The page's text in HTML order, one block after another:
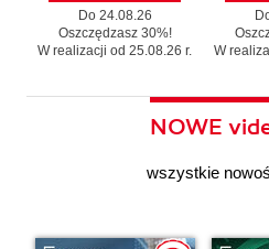
Do 24.08.26
Oszczędzasz 30%!
W realizacji od 25.08.26 r.
W
NOWE
wszystkie